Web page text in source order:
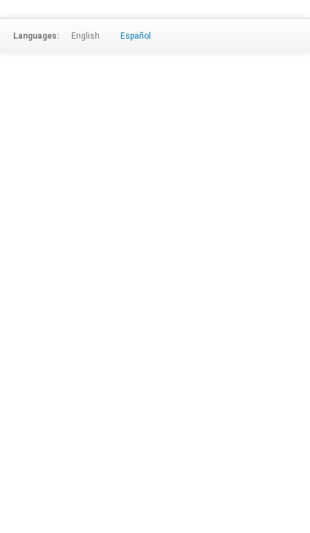
Languages: English Español